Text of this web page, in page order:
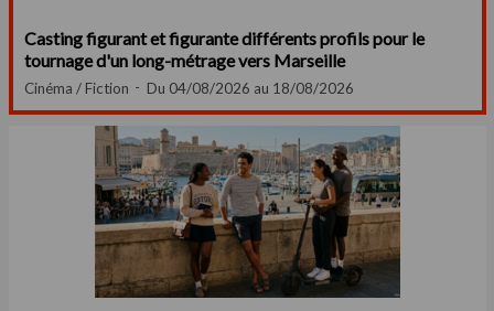
Casting figurant et figurante différents profils pour le
tournage d'un long-métrage vers Marseille
Cinéma / Fiction Du 04/08/2026 au 18/08/2026